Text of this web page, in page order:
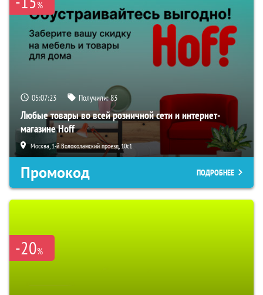
%
05:07:22 Получили:83
Любые товары во всей розничной сети и интернет-
магазине Hoff
Москва, 1-й Волоколамский проезд, 10с1
Промокод ПОДРОБНЕЕ
-20%